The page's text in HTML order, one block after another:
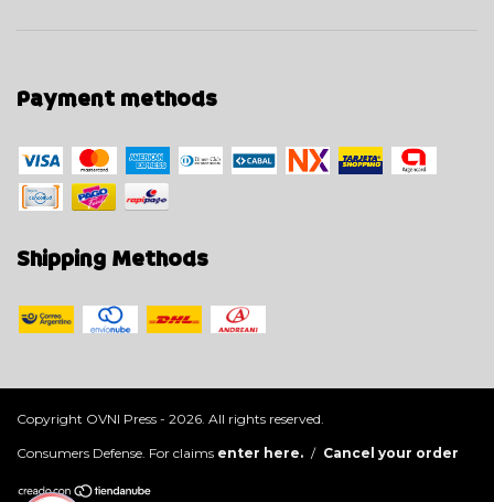
Payment methods
Shipping Methods
Copyright OVNI Press - 2026. All rights reserved.
Consumers Defense. For claims enter here. / Cancel your order